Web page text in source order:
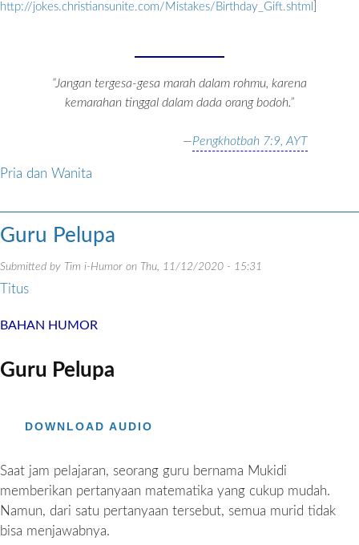
http://jokes.christiansunite.com/Mistakes/Birthday_Gift.shtml
“Jangan tergesa-gesa marah dalam rohmu, karena
kemarahan tinggal dalam dada orang bodoh.”
—Pengkhotbah 7:9, AYT
Pria dan Wanita
Guru Pelupa
Submitted by Tim i-Humor on Thu, 11/12/2020 - 15:31
Titus
BAHAN HUMOR
Guru Pelupa
DOWNLOAD AUDIO
Saat jam pelajaran, seorang guru bernama Mukidi
memberikan pertanyaan matematika yang cukup mudah.
Namun, dari satu pertanyaan tersebut, semua murid tidak
bisa menjawabnya.